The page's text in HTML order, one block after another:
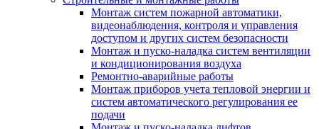
Монтаж систем пожарной автоматики,
видеонаблюдения, контроля и управления
доступом и других систем безопасности
Монтаж и пуско-наладка систем вентиляции
и кондиционирования воздуха
Ремонтно-аварийные работы
Монтаж приборов учета тепловой энергии и
систем автоматического регулирования ее
подачи